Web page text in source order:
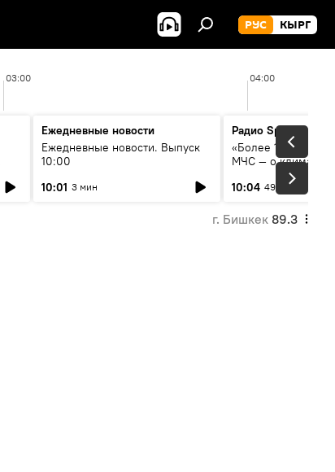
РУС КЫРГ
03:00 04:00
Ежедневные новости
Ежедневные новости. Выпуск
10:00
10:01 3 мин
Радио Sputnik
«Более 1200 сёл в
МЧС — о климате,
системе
населения
10:04 49 мин
г. Бишкек 89.3